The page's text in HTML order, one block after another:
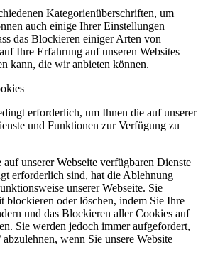
Kategorienüberschriften, um
auch einige Ihrer Einstellungen
das Blockieren einiger Arten von
Ihre Erfahrung auf unseren Websites
kann, die wir anbieten können.
erforderlich, um Ihnen die auf unserer
und Funktionen zur Verfügung zu
unserer Webseite verfügbaren Dienste
erforderlich sind, hat die Ablehnung
unserer Webseite. Sie
blockieren oder löschen, indem Sie Ihre
und das Blockieren aller Cookies auf
Sie werden jedoch immer aufgefordert,
wenn Sie unsere Website